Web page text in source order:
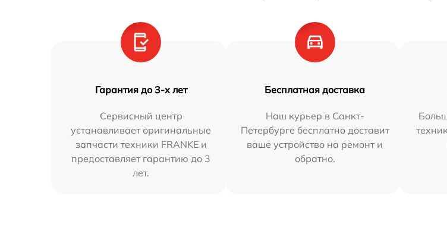
Гарантия до 3-х лет
Сервисный центр
устанавливает оригинальные
запчасти техники FRANKE и
предоставляет гарантию до 3
лет.
Бесплатная доставка
Наш курьер в Санкт-
Петербурге бесплатно доставит
ваше устройство на ремонт и
обратно.